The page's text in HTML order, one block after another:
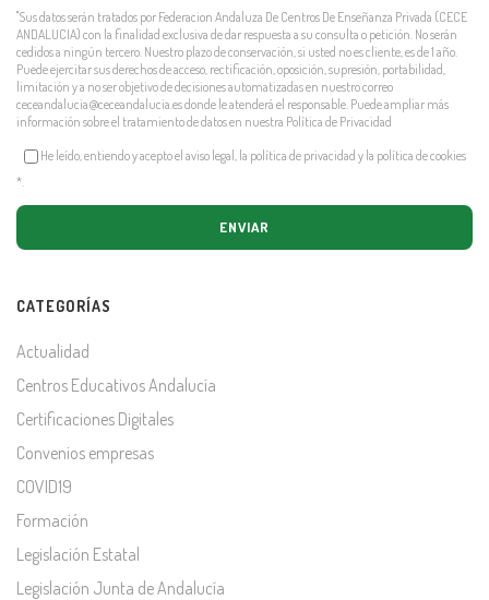
"Sus datos serán tratados por Federacion Andaluza De Centros De Enseñanza Privada (CECE
ANDALUCIA) con la finalidad exclusiva de dar respuesta a su consulta o petición. No serán
cedidos a ningún tercero. Nuestro plazo de conservación, si usted no es cliente, es de 1 año.
Puede ejercitar sus derechos de acceso, rectificación, oposición, supresión, portabilidad,
limitación y a no ser objetivo de decisiones automatizadas en nuestro correo
ceceandalucia@ceceandalucia.esdonde le atenderá el responsable. Puede ampliar más
información sobre el tratamiento de datos en nuestra Política de Privacidad
He leído, entiendo y acepto el aviso legal, la política de privacidad y la política de cookies
*.
CATEGORÍAS
Actualidad
Centros Educativos Andalucía
Certificaciones Digitales
Convenios empresas
COVID19
Formación
Legislación Estatal
Legislación Junta de Andalucía